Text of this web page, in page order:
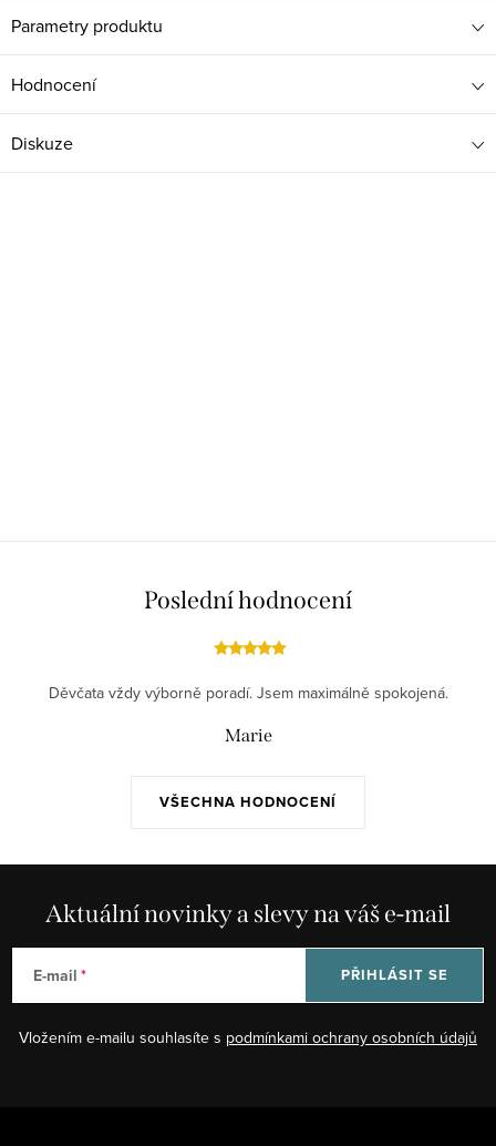
Parametry produktu
Hodnocení
Diskuze
Poslední hodnocení
VŠECHNA HODNOCENÍ
Děvčata vždy výborně poradí. Jsem maximálně spokojená.
Marie
Aktuální novinky a slevy na váš e-mail
E-mail
Vložením e-mailu souhlasíte s podmínkami ochrany osobních údajů
PŘIHLÁSIT SE